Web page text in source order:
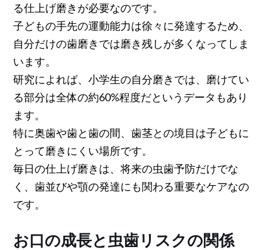
る仕上げ磨きが必要なのです。
子どもの手先の運動能力は徐々に発達するため、
自分だけの歯磨きでは磨き残しが多くなってしま
います。
研究によれば、小学生の自分磨きでは、磨けてい
る部分は全体の約60%程度だというデータもあり
ます。
特に奥歯や歯と歯の間、歯茎との境目は子どもに
とって磨きにくい場所です。
毎日の仕上げ磨きは、将来の虫歯予防だけでな
く、歯並びや顎の発達にも関わる重要なケアなの
です。
お口の成長と虫歯リスクの関係